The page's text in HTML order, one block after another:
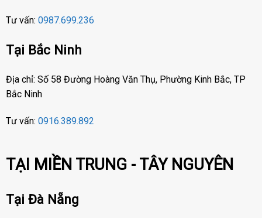
Tư vấn: 0987.699.236
Tại Bắc Ninh
Địa chỉ: Số 58 Đường Hoàng Văn Thụ, Phường Kinh Bắc, TP
Bắc Ninh
Tư vấn: 0916.389.892
TẠI MIỀN TRUNG - TÂY NGUYÊN
Tại Đà Nẵng